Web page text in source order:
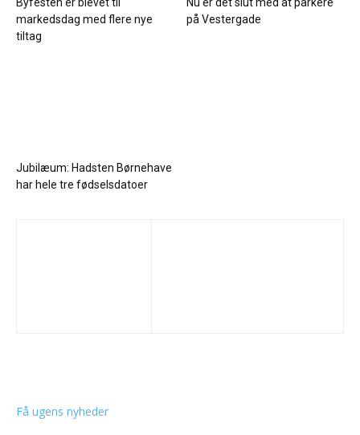
markedsdag med flere nye
tiltag
på Vestergade
Jubilæum: Hadsten Børnehave
har hele tre fødselsdatoer
Få ugens nyheder